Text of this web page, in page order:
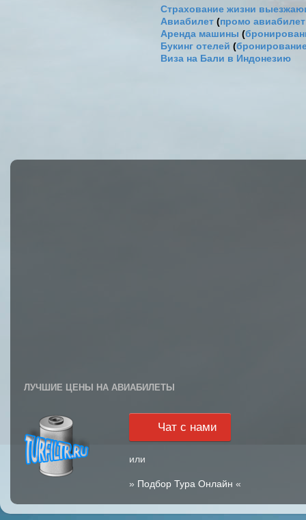
Страхование жизни
Авиабилет (промо
Аренда машины (
Букинг отелей (
Виза на Бали в Индонезию
ЛУЧШИЕ ЦЕНЫ НА АВИАБИЛЕТЫ
Чат с нами
или
» Подбор Тура Онлайн «